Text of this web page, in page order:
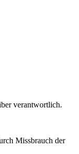
verantwortlich.
Missbrauch der